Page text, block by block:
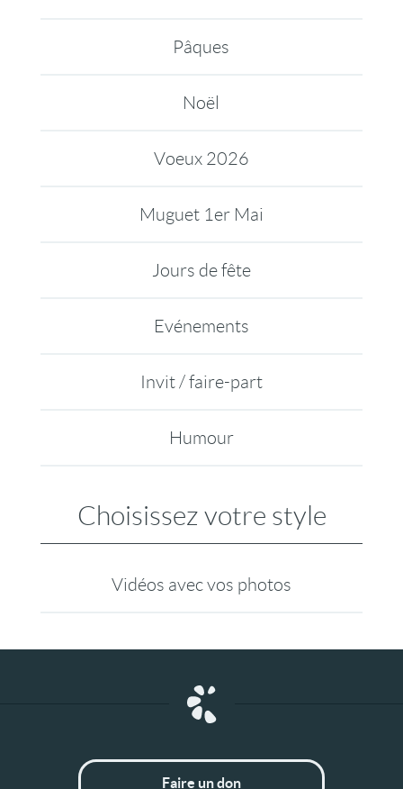
Pâques
Noël
Voeux 2026
Muguet 1er Mai
Jours de fête
Evénements
Invit / faire-part
Humour
Choisissez votre style
Vidéos avec vos photos
Faire un don